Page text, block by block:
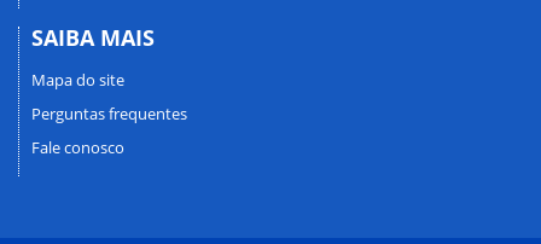
SAIBA MAIS
Mapa do site
Perguntas frequentes
Fale conosco